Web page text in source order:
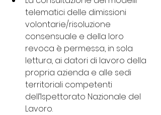
telematici delle dimissioni
volontarie/risoluzione
consensuale e della loro
revoca è permessa, in sola
lettura, ai datori di lavoro della
propria azienda e alle sedi
territoriali competenti
dell’Ispettorato Nazionale del
Lavoro.